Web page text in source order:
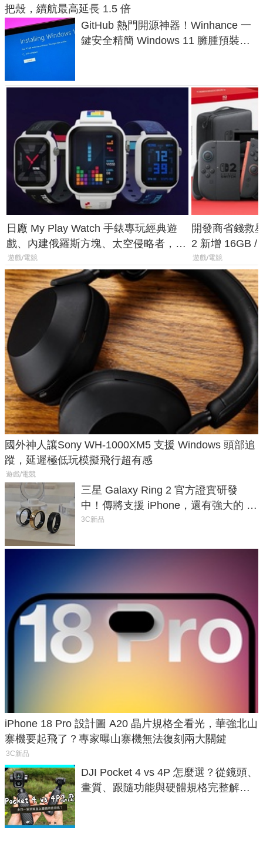
把殼，續航最高延長 1.5 倍
GitHub 熱門開源神器！Winhance 一
鍵安全精簡 Windows 11 臃腫預裝軟
日廠 My Play Watch 手錶專玩經典遊
戲、內建俄羅斯方塊、太空侵略者，不
過竟然不能連手機？
遊戲/電競
開發商省錢救
2 新增 16GB /
選擇
遊戲/電競
國外神人讓Sony WH-1000XM5 支援 Windows 頭部追
蹤，延遲極低玩模擬飛行超有感
遊戲/電競
三星 Galaxy Ring 2 官方證實研發
中！傳將支援 iPhone，還有強大的 AI
與智慧家電連動功能
3C新品
iPhone 18 Pro 設計圖 A20 晶片規格全看光，華強北山
寨機要起飛了？專家曝山寨機無法復刻兩大關鍵
3C新品
DJI Pocket 4 vs 4P 怎麼選？從鏡頭、
畫質、跟隨功能與硬體規格完整解